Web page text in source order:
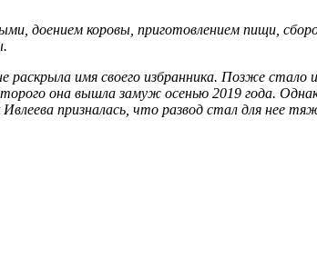
доением коровы, приготовлением пищи,
раскрыла имя своего избранника. Позже
она вышла замуж осенью 2019 года.
призналась, что развод стал для нее